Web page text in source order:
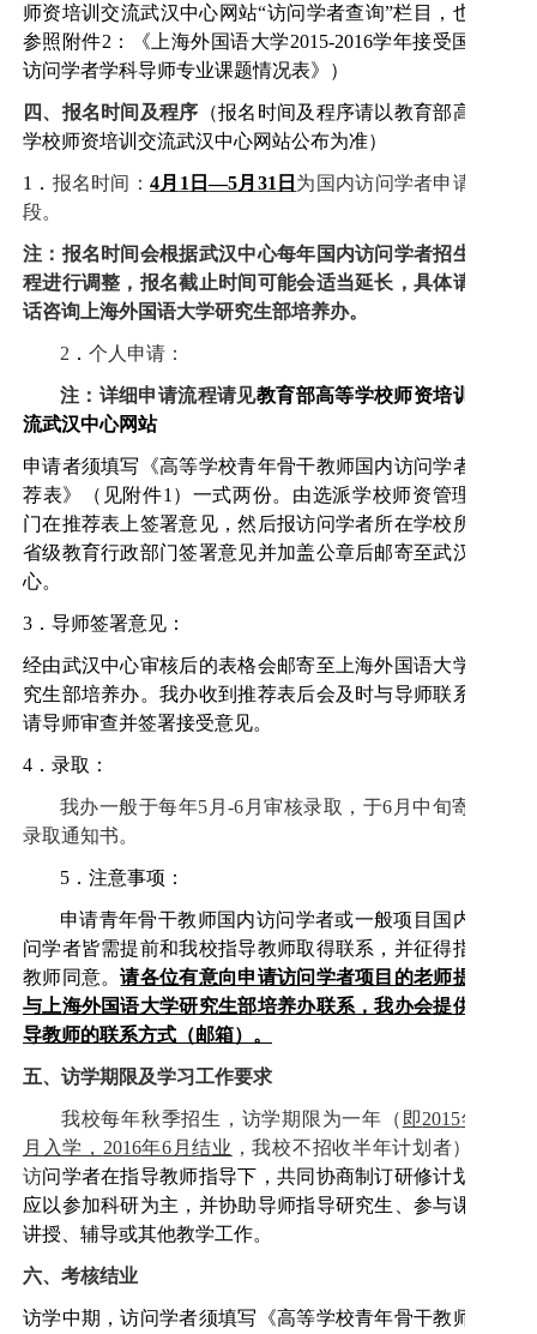
师资培训交流武汉中心网站“访问学者查询”栏目，也可
参照附件2 ：《上海外国语大学2015-2016学年接受国内
访问学者学科导师专业课题情况表》）
四、报名时间及程序 （报名时间及程序请以教育部高等
学校师资培训交流武汉中心网站公布为准）
1 ． 报名时间：4月 1 日—5月 31 日 为国内访问学者申请阶
段。
注：报名时间会根据武汉中心每年国内访问学者招生流
程进行调整，报名截止时间可能会适当延长，具体请电
话咨询上海外国语大学研究生部培养办。
2 ． 个人申请：
注：详细申请流程请见教育部高等学校师资培训交
流武汉中心网站
申请者须填写《高等学校青年骨干教师国内访问学者推
荐表》（见附件1 ）一式两份。由选派学校师资管理部
门在推荐表上签署意见，然后报访问学者所在学校所属
省级教育行政部门签署意见并加盖公章后邮寄至武汉中
心。
3．导师签署意见：
经由武汉中心审核后的表格会邮寄至上海外国语大学研
究生部培养办。我办收到推荐表后会及时与导师联系，
请导师审查并签署接受意见。
4．录取：
我办一般于每年5 月-6 月审核录取，于6 月中旬寄发
录取通知书。
5．注意事项：
申请青年骨干教师国内访问学者或一般项目国内访
问学者皆需提前和我校指导教师取得联系，并征得指导
教师同意。请各位有意向申请访问学者项目的老师提前
与上海外国语大学研究生部培养办联系，我办会提供指
导教师的联系方式（邮箱）。
五、访学期限及学习工作要求
我校每年秋季招生，访学期限为一年（ 即2015年
月入学， 2016年6 月结业 ，我校不招收半年计划者）。
访问学者在指导教师指导下，共同协商制订研修计划，
应以参加科研为主，并协助导师指导研究生、参与课程
讲授、辅导或其他教学工作。
六、考核结业
访学中期，访问学者须填写《高等学校青年骨干教师国